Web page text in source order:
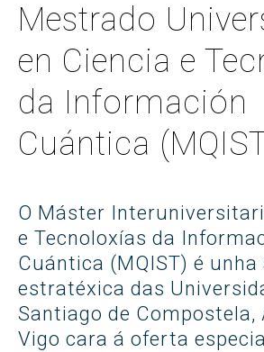
Mestrado
en Ciencia e
da Información
Cuántica
O Máster
e Tecnoloxías da
Cuántica (MQIST) é unha
estratéxica das
Santiago de Compostela,
Vigo cara á oferta